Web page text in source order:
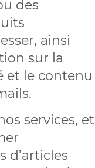
des
ainsi
sur la
et le contenu
services, et
d’articles